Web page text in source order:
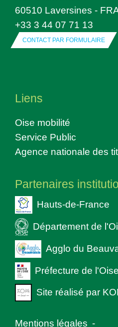
60510 Laversines -
+33 3 44 07 71 13
CONTACT PAR FORMULAIRE
Liens
Oise mobilité
Service Public
Agence nationale des
Partenaires
Hauts-de-France
Département de
Agglo du
Préfecture de l'Oise
Site réalisé par
Mentions légales -